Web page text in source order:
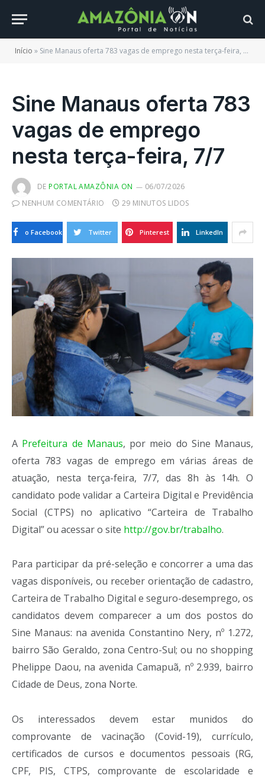
Início » Sine Manaus oferta 783 vagas de emprego nesta terça-feira, 7/7
Sine Manaus oferta 783
vagas de emprego
nesta terça-feira, 7/7
DE PORTAL AMAZÔNIA ON
06/07/2026
NENHUM COMENTÁRIO
29 MINUTOS LIDOS
o Facebook Twitter Pinterest LinkedIn
A Prefeitura de Manaus, por meio do Sine Manaus,
oferta 783 vagas de emprego em várias áreas de
atuação, nesta terça-feira, 7/7, das 8h às 14h. O
candidato pode validar a Carteira Digital e Previdência
Social (CTPS) no aplicativo “Carteira de Trabalho
Digital” ou acessar o site http://gov.br/trabalho.
Para participar da pré-seleção e concorrer a uma das
vagas disponíveis, ou receber orientação de cadastro,
Carteira de Trabalho Digital e seguro-desemprego, os
candidatos devem comparecer a um dos postos do
Sine Manaus: na avenida Constantino Nery, nº 1.272,
bairro São Geraldo, zona Centro-Sul; ou no shopping
Phelippe Daou, na avenida Camapuã, nº 2.939, bairro
Cidade de Deus, zona Norte.
Os interessados devem estar munidos do
comprovante de vacinação (Covid-19), currículo,
certificados de cursos e documentos pessoais (RG,
CPF, PIS, CTPS, comprovante de escolaridade e